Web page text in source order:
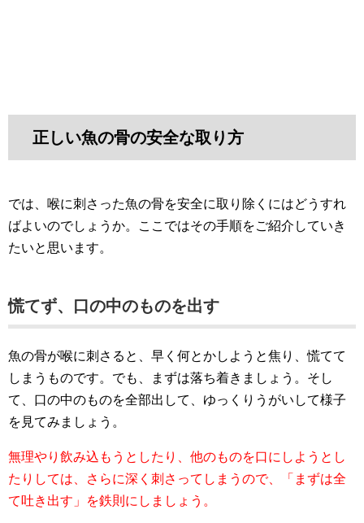
正しい魚の骨の安全な取り方
では、喉に刺さった魚の骨を安全に取り除くにはどうすれ
ばよいのでしょうか。ここではその手順をご紹介していき
たいと思います。
慌てず、口の中のものを出す
魚の骨が喉に刺さると、早く何とかしようと焦り、慌てて
しまうものです。でも、まずは落ち着きましょう。そし
て、口の中のものを全部出して、ゆっくりうがいして様子
を見てみましょう。
無理やり飲み込もうとしたり、他のものを口にしようとし
たりしては、さらに深く刺さってしまうので、「まずは全
て吐き出す」を鉄則にしましょう。